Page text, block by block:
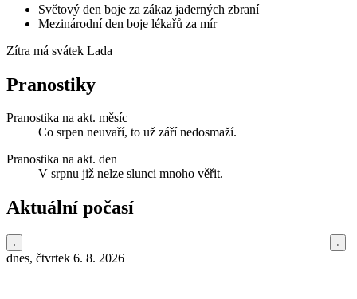
Světový den boje za zákaz jaderných zbraní
Mezinárodní den boje lékařů za mír
Zítra má svátek Lada
Pranostiky
Pranostika na akt. měsíc
Co srpen neuvaří, to už září nedosmaží.
Pranostika na akt. den
V srpnu již nelze slunci mnoho věřit.
Aktuální počasí
dnes, čtvrtek 6. 8. 2026